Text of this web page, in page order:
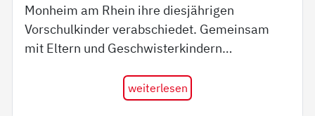
Monheim am Rhein ihre diesjährigen
Vorschulkinder verabschiedet. Gemeinsam
mit Eltern und Geschwisterkindern…
weiterlesen